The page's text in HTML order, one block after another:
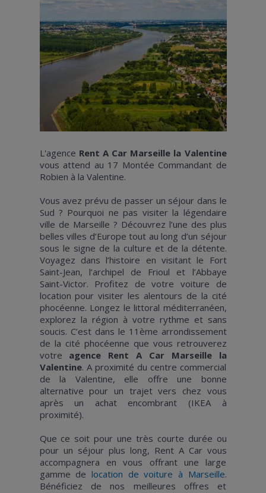
L'agence Rent A Car Marseille la Valentine
vous attend au 17 Montée Commandant de
Robien à la Valentine.
Vous avez prévu de passer un séjour dans le
Sud ? Pourquoi ne pas visiter la légendaire
ville de Marseille ? Découvrez l’une des plus
belles villes d’Europe tout au long d’un séjour
sous le signe de la culture et de la détente.
Voyagez dans l’histoire en visitant le Fort
Saint-Jean, l’archipel de Frioul et l’Abbaye
Saint-Victor. Profitez de votre voiture de
location pour visiter les alentours de la cité
phocéenne. Longez le littoral méditerranéen,
explorez la région à votre rythme et sans
soucis. C’est dans le 11ème arrondissement
de la cité phocéenne que vous retrouverez
votre agence Rent A Car Marseille la
Valentine. A proximité du centre commercial
de la Valentine, elle offre une bonne
alternative pour un trajet vers chez vous
après un achat encombrant (IKEA à
proximité).
Que ce soit pour une très courte durée ou
pour un séjour plus long, Rent A Car vous
accompagnera en vous offrant une large
gamme de location de voiture à Marseille.
Bénéficiez de nos meilleures offres et